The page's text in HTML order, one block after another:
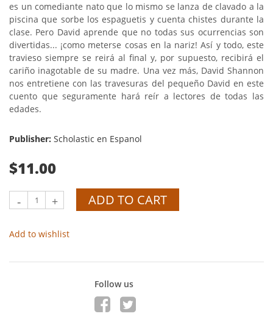
es un comediante nato que lo mismo se lanza de clavado a la
piscina que sorbe los espaguetis y cuenta chistes durante la
clase. Pero David aprende que no todas sus ocurrencias son
divertidas... ¡como meterse cosas en la nariz! Así y todo, este
travieso siempre se reirá al final y, por supuesto, recibirá el
cariño inagotable de su madre. Una vez más, David Shannon
nos entretiene con las travesuras del pequeño David en este
cuento que seguramente hará reír a lectores de todas las
edades.
Publisher: Scholastic en Espanol
$11.00
- + ADD TO CART
Add to wishlist
Follow us